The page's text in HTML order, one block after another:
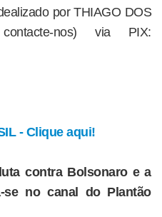
por THIAGO DOS
nos) via PIX:
- Clique aqui!
contra Bolsonaro e a
se no canal do Plantão